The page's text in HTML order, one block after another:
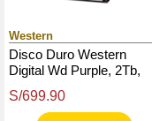
Western
Disco Duro Western
Digital Wd Purple, 2Tb,
Cache, 5400 Rpm, 3.5".
S/699.90